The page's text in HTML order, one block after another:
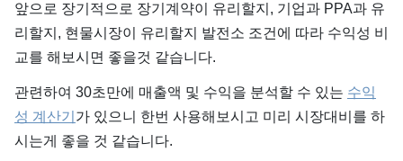
앞으로 장기적으로 장기계약이 유리할지, 기업과 PPA과 유
리할지, 현물시장이 유리할지 발전소 조건에 따라 수익성 비
교를 해보시면 좋을것 같습니다.
관련하여 30초만에 매출액 및 수익을 분석할 수 있는 수익
성 계산기 가 있으니 한번 사용해보시고 미리 시장대비를 하
시는게 좋을 것 같습니다.